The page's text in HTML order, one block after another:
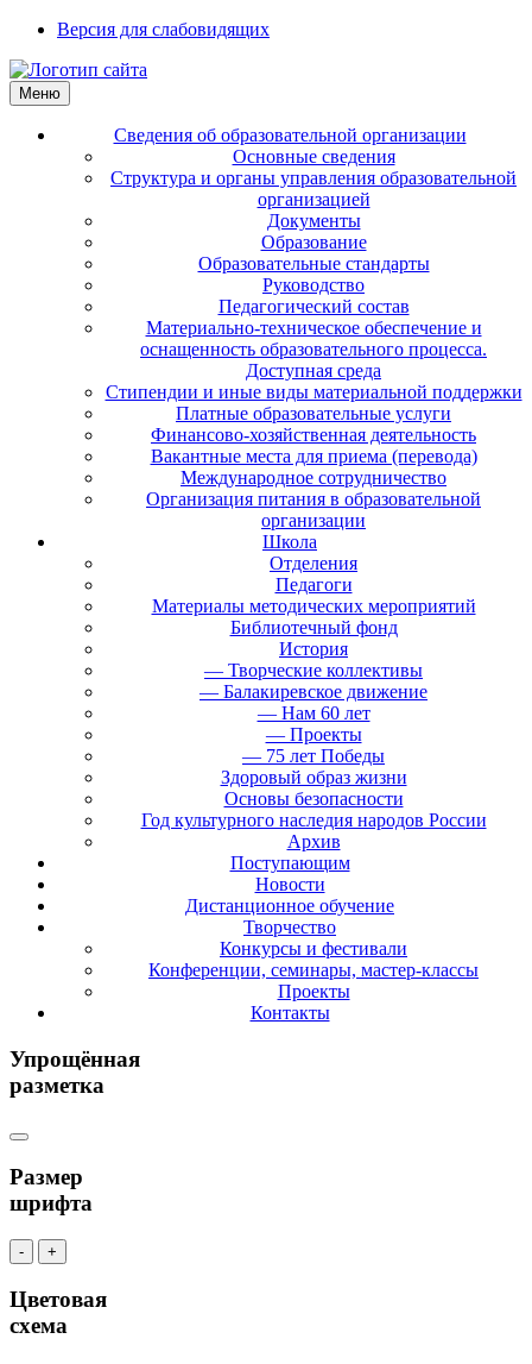
Версия для слабовидящих
Меню
Сведения об образовательной организации
Основные сведения
Структура и органы управления образовательной
организацией
Документы
Образование
Образовательные стандарты
Руководство
Педагогический состав
Материально-техническое обеспечение и
оснащенность образовательного процесса.
Доступная среда
Стипендии и иные виды материальной поддержки
Платные образовательные услуги
Финансово-хозяйственная деятельность
Вакантные места для приема (перевода)
Международное сотрудничество
Организация питания в образовательной
организации
Школа
Отделения
Педагоги
Материалы методических мероприятий
Библиотечный фонд
История
— Творческие коллективы
— Балакиревское движение
— Нам 60 лет
— Проекты
— 75 лет Победы
Здоровый образ жизни
Основы безопасности
Год культурного наследия народов России
Архив
Поступающим
Новости
Дистанционное обучение
Творчество
Конкурсы и фестивали
Конференции, семинары, мастер-классы
Проекты
Контакты
Упрощённая
разметка
Размер
шрифта
- +
Цветовая
схема